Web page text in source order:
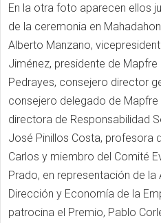
En la otra foto aparecen ellos
de la ceremonia en
Alberto Manzano,
Jiménez, presidente de
Pedrayes, consejero director
consejero delegado de Mapfre
directora de Responsabilidad
José Pinillos Costa, profesora
Carlos y miembro del Comité
Prado, en representación de
Dirección y Economía de la
patrocina el Premio, Pablo